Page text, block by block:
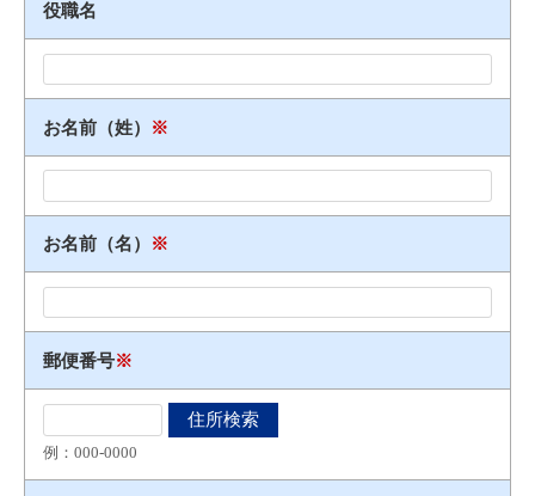
役職名
お名前（姓） ※
お名前（名） ※
郵便番号※
例：000​-​0000